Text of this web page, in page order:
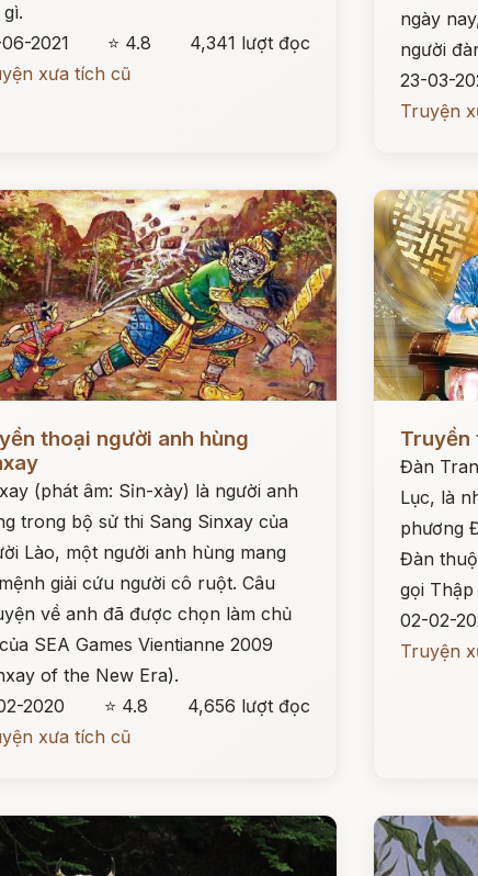
2021
⭐ 4.8
4,341 lượt đọc
xưa tích cũ
ngày
người
23-03-
Truyện
thoại người anh hùng
(phát âm: Sỉn-xày) là người anh
trong bộ sử thi Sang Sinxay của
Lào, một người anh hùng mang
giải cứu người cô ruột. Câu
về anh đã được chọn làm chủ
SEA Games Vientianne 2009
of the New Era).
2020
⭐ 4.8
4,656 lượt đọc
xưa tích cũ
Đọc ngay
Truyền
Đàn
Lục, là
phương
Đàn
gọi Thập
02-02-
Truyện